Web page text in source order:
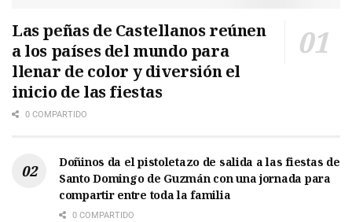
Las peñas de Castellanos reúnen
a los países del mundo para
llenar de color y diversión el
inicio de las fiestas
0 COMPARTIDO
Doñinos da el pistoletazo de salida a las fiestas de
Santo Domingo de Guzmán con una jornada para
compartir entre toda la familia
0 COMPARTIDO